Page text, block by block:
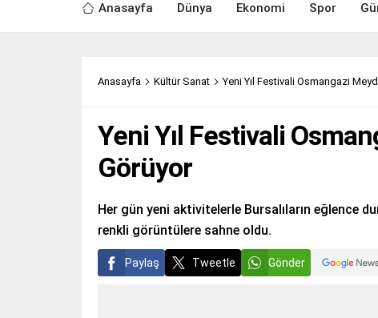
Anasayfa Dünya Ekonomi Spor
Anasayfa Kültür Sanat Yeni Yıl Festivali Osmangazi
Yeni Yıl Festivali
Görüyor
Her gün yeni aktivitelerle Bursalıların eğlence
renkli görüntülere sahne oldu.
Paylaş Tweetle Gönder